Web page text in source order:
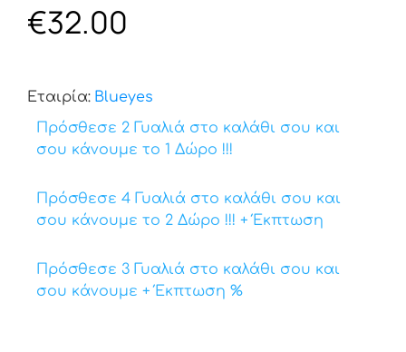
€32.00
Εταιρία: Βlueyes
Πρόσθεσε 2 Γυαλιά στο καλάθι σου και
σου κάνουμε το 1 Δώρο !!!
Πρόσθεσε 4 Γυαλιά στο καλάθι σου και
σου κάνουμε το 2 Δώρο !!! + Έκπτωση
Πρόσθεσε 3 Γυαλιά στο καλάθι σου και
σου κάνουμε + Έκπτωση %